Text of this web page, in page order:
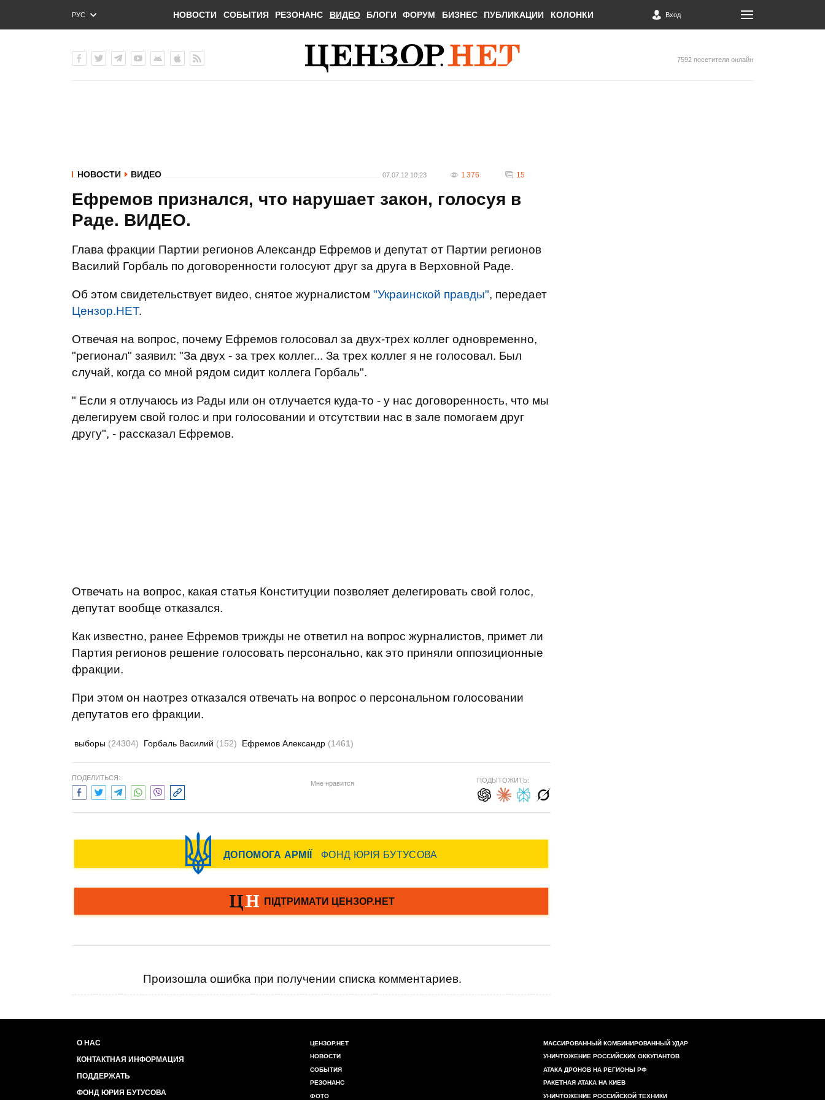
РУС
ENG
НОВОСТИ СОБЫТИЯ РЕЗОНАНС ВИДЕО БЛОГИ ФОРУМ БИЗНЕС ПУБЛИКАЦИИ КОЛОНКИ Вход
7592 посетителя онлайн
НОВОСТИ ВИДЕО 07.07.12 10:23 1 376 15
Ефремов признался, что нарушает закон, голосуя в
Раде. ВИДЕО.
Глава фракции Партии регионов Александр Ефремов и депутат от Партии регионов
Василий Горбаль по договоренности голосуют друг за друга в Верховной Раде.
Об этом свидетельствует видео, снятое журналистом "Украинской правды", передает
Цензор.НЕТ.
Отвечая на вопрос, почему Ефремов голосовал за двух-трех коллег одновременно,
"регионал" заявил: "За двух - за трех коллег... За трех коллег я не голосовал. Был
случай, когда со мной рядом сидит коллега Горбаль".
" Если я отлучаюсь из Рады или он отлучается куда-то - у нас договоренность, что мы
делегируем свой голос и при голосовании и отсутствии нас в зале помогаем друг
другу", - рассказал Ефремов.
Отвечать на вопрос, какая статья Конституции позволяет делегировать свой голос,
депутат вообще отказался.
Как известно, ранее Ефремов трижды не ответил на вопрос журналистов, примет ли
Партия регионов решение голосовать персонально, как это приняли оппозиционные
фракции.
При этом он наотрез отказался отвечать на вопрос о персональном голосовании
депутатов его фракции.
выборы (24304) Горбаль Василий (152) Ефремов Александр (1461)
ПОДЕЛИТЬСЯ:
Мне нравится ПОДЫТОЖИТЬ:
Произошла ошибка при получении списка комментариев.
О НАС
КОНТАКТНАЯ ИНФОРМАЦИЯ
ПОДДЕРЖАТЬ
ФОНД ЮРИЯ БУТУСОВА
ЦЕНЗОР.НЕТ
НОВОСТИ
СОБЫТИЯ
РЕЗОНАНС
ФОТО
МАССИРОВАННЫЙ КОМБИНИРОВАННЫЙ УДАР
УНИЧТОЖЕНИЕ РОССИЙСКИХ ОККУПАНТОВ
АТАКА ДРОНОВ НА РЕГИОНЫ РФ
РАКЕТНАЯ АТАКА НА КИЕВ
УНИЧТОЖЕНИЕ РОССИЙСКОЙ ТЕХНИКИ